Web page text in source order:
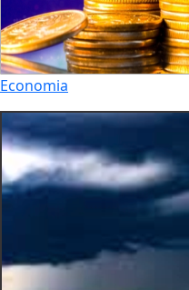
Economia